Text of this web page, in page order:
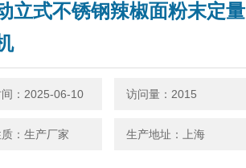
立式不锈钢辣椒面粉末定量
：2025-06-10 访问量：2015
：生产厂家 生产地址：上海